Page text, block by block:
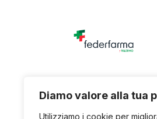
Diamo valore alla tua
Utilizziamo i cookie per
Unione titolari di